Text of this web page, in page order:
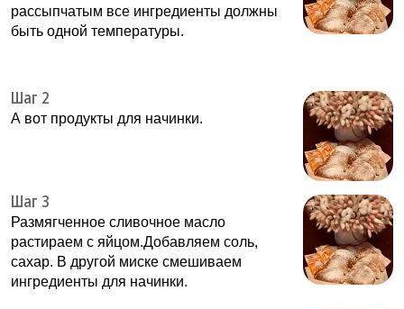
рассыпчатым все ингредиенты должны
быть одной температуры.
Шаг 2
А вот продукты для начинки.
Шаг 3
Размягченное сливочное масло
растираем с яйцом.Добавляем соль,
сахар. В другой миске смешиваем
ингредиенты для начинки.